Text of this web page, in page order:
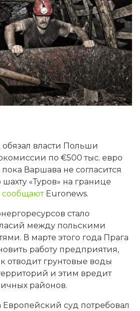
власти Польши
по €500 тыс. евро
Варшава не согласится
«Туров» на границе
сообщаютEuronews.
стало
между польскими
В марте этого года Прага
работу предприятия,
отводит грунтовые воды
и этим вредит
районов.
суд потребовал